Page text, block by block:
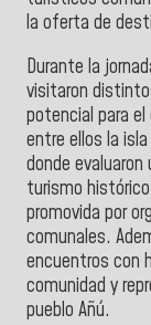
la oferta de
Durante la
visitaron
potencial para
entre ellos la
donde
turismo
promovida por
comunales.
encuentros con
comunidad y
pueblo Añú.